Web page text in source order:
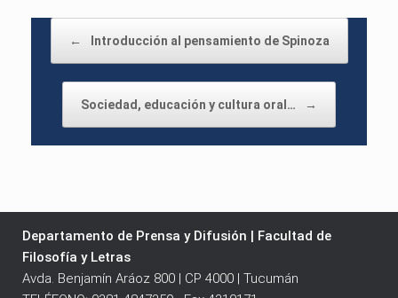
← Introducción al pensamiento de Spinoza
Sociedad, educación y cultura oral… →
Departamento de Prensa y Difusión | Facultad de
Filosofía y Letras
Avda. Benjamín Aráoz 800 | CP 4000 | Tucumán